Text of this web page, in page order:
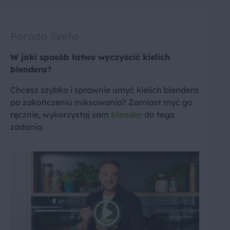
W jaki sposób łatwo wyczyścić kielich
blendera?
Chcesz szybko i sprawnie umyć kielich blendera
po zakończeniu miksowania? Zamiast myć go
ręcznie, wykorzystaj sam blender do tego
zadania.